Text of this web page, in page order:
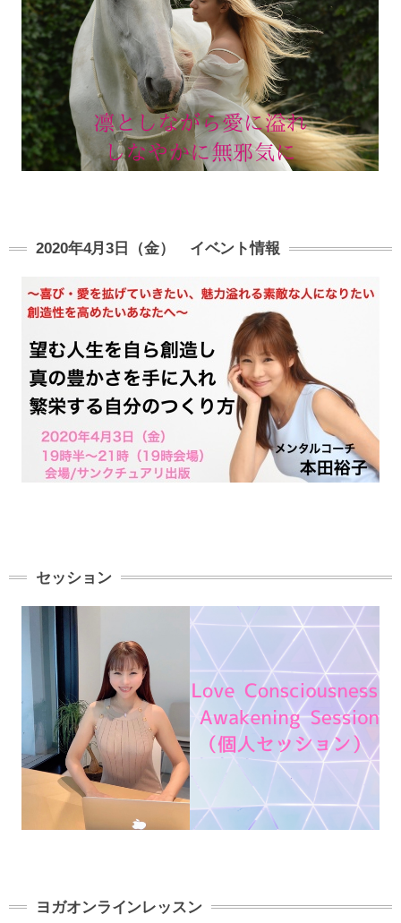
2020年4月3日（金） イベント情報
セッション
ヨガオンラインレッスン